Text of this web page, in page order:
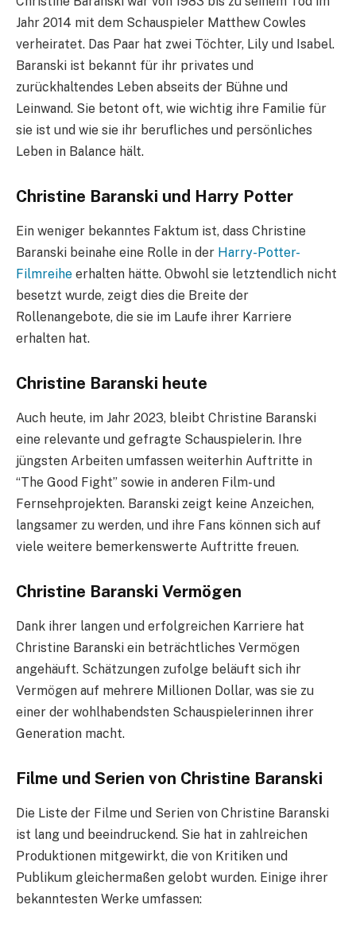
Jahr 2014 mit dem Schauspieler Matthew Cowles
verheiratet. Das Paar hat zwei Töchter, Lily und Isabel.
Baranski ist bekannt für ihr privates und
zurückhaltendes Leben abseits der Bühne und
Leinwand. Sie betont oft, wie wichtig ihre Familie für
sie ist und wie sie ihr berufliches und persönliches
Leben in Balance hält.
Christine Baranski und Harry Potter
Ein weniger bekanntes Faktum ist, dass Christine
Baranski beinahe eine Rolle in der Harry-Potter-
Filmreihe erhalten hätte. Obwohl sie letztendlich nicht
besetzt wurde, zeigt dies die Breite der
Rollenangebote, die sie im Laufe ihrer Karriere
erhalten hat.
Christine Baranski heute
Auch heute, im Jahr 2023, bleibt Christine Baranski
eine relevante und gefragte Schauspielerin. Ihre
jüngsten Arbeiten umfassen weiterhin Auftritte in
“The Good Fight” sowie in anderen Film- und
Fernsehprojekten. Baranski zeigt keine Anzeichen,
langsamer zu werden, und ihre Fans können sich auf
viele weitere bemerkenswerte Auftritte freuen.
Christine Baranski Vermögen
Dank ihrer langen und erfolgreichen Karriere hat
Christine Baranski ein beträchtliches Vermögen
angehäuft. Schätzungen zufolge beläuft sich ihr
Vermögen auf mehrere Millionen Dollar, was sie zu
einer der wohlhabendsten Schauspielerinnen ihrer
Generation macht.
Filme und Serien von Christine Baranski
Die Liste der Filme und Serien von Christine Baranski
ist lang und beeindruckend. Sie hat in zahlreichen
Produktionen mitgewirkt, die von Kritiken und
Publikum gleichermaßen gelobt wurden. Einige ihrer
bekanntesten Werke umfassen: